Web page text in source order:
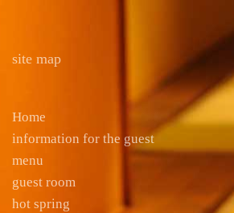
site map
Home
information for the guest
menu
guest room
hot spring